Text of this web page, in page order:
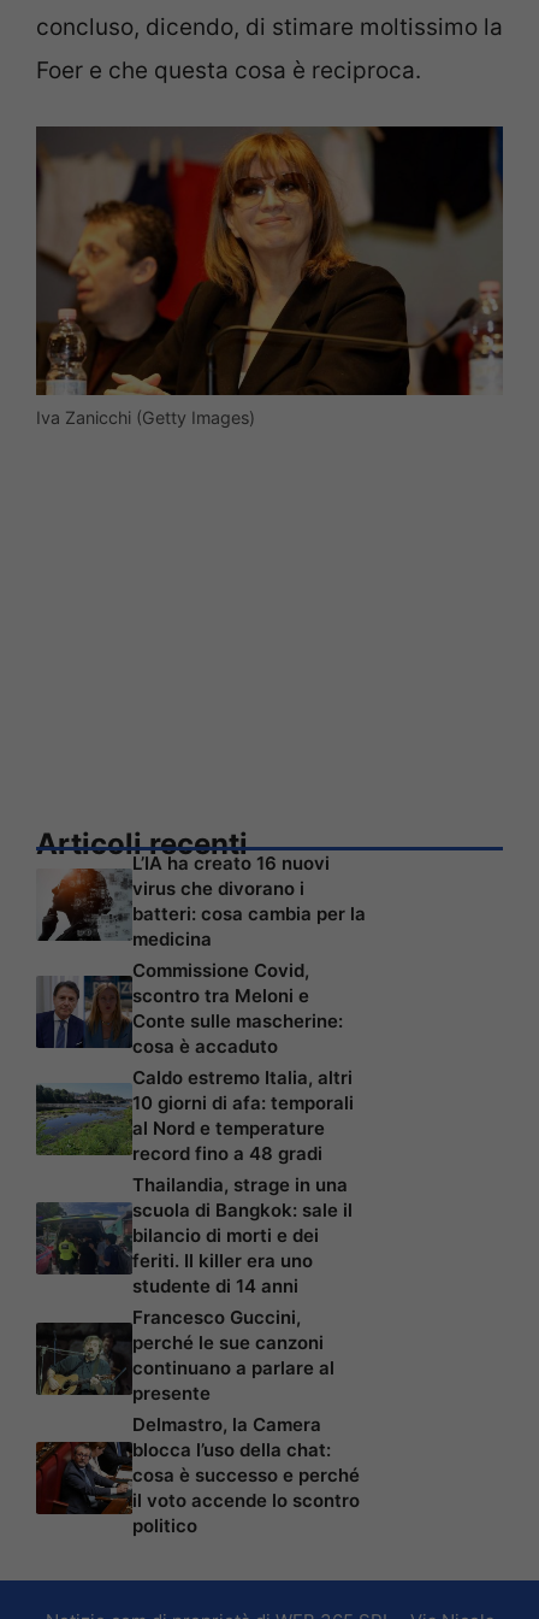
concluso, dicendo, di stimare moltissimo la
Foer e che questa cosa è reciproca.
Iva Zanicchi (Getty Images)
Articoli recenti
L’IA ha creato 16 nuovi
virus che divorano i
batteri: cosa cambia per la
medicina
Commissione Covid,
scontro tra Meloni e
Conte sulle mascherine:
cosa è accaduto
Caldo estremo Italia, altri
10 giorni di afa: temporali
al Nord e temperature
record fino a 48 gradi
Thailandia, strage in una
scuola di Bangkok: sale il
bilancio di morti e dei
feriti. Il killer era uno
studente di 14 anni
Francesco Guccini,
perché le sue canzoni
continuano a parlare al
presente
Delmastro, la Camera
blocca l’uso della chat:
cosa è successo e perché
il voto accende lo scontro
politico